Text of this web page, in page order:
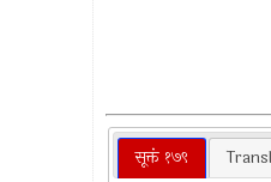
सूक्तं १७९